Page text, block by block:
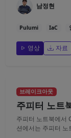
남정현
Pulumi IaC
영상 자료
브레이크아웃
주피터 노트
주피터 노트북에서
션에서는 주피터